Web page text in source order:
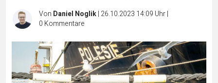
Von Daniel Noglik| 26.10.2023 14:09 Uhr|
0 Kommentare